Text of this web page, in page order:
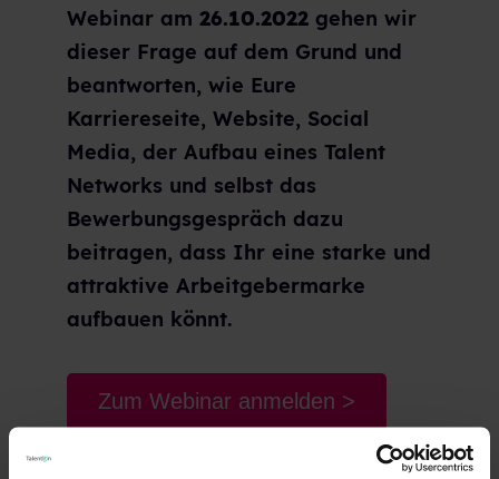
Webinar am 26.10.2022 gehen wir
dieser Frage auf dem Grund und
beantworten, wie Eure
Karriereseite, Website, Social
Media, der Aufbau eines Talent
Networks und selbst das
Bewerbungsgespräch dazu
beitragen, dass Ihr eine starke und
attraktive Arbeitgebermarke
aufbauen könnt.
Zum Webinar anmelden >